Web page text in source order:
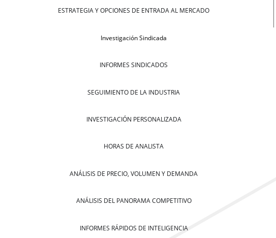
ESTRATEGIA Y OPCIONES DE ENTRADA AL MERCADO
Investigación Sindicada
INFORMES SINDICADOS
SEGUIMIENTO DE LA INDUSTRIA
INVESTIGACIÓN PERSONALIZADA
HORAS DE ANALISTA
ANÁLISIS DE PRECIO, VOLUMEN Y DEMANDA
ANÁLISIS DEL PANORAMA COMPETITIVO
INFORMES RÁPIDOS DE INTELIGENCIA